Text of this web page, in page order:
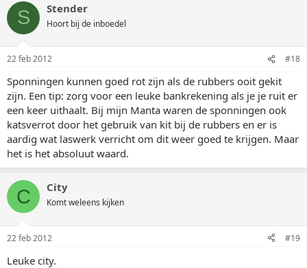
S Stender
Hoort bij de inboedel
22 feb 2012 #18
Sponningen kunnen goed rot zijn als de rubbers ooit gekit
zijn. Een tip: zorg voor een leuke bankrekening als je je ruit er
een keer uithaalt. Bij mijn Manta waren de sponningen ook
katsverrot door het gebruik van kit bij de rubbers en er is
aardig wat laswerk verricht om dit weer goed te krijgen. Maar
het is het absoluut waard.
C City
Komt weleens kijken
22 feb 2012 #19
Leuke city.